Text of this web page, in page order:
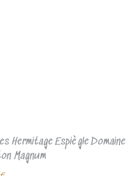
Hermitage Espiègle Domaine
Magnum